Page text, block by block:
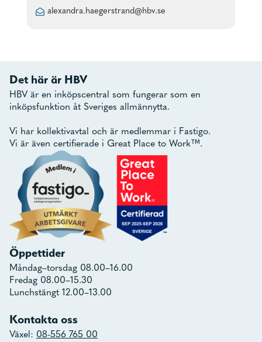
alexandra.haegerstrand@hbv.se
Det här är HBV
HBV är en inköpscentral som fungerar som en
inköpsfunktion åt Sveriges allmännytta.
Vi har kollektivavtal och är medlemmar i Fastigo.
Vi är även certifierade i Great Place to Work™.
Öppettider
Måndag–torsdag 08.00–16.00
Fredag 08.00–15.30
Lunchstängt 12.00–13.00
Kontakta oss
Växel: 08-556 765 00